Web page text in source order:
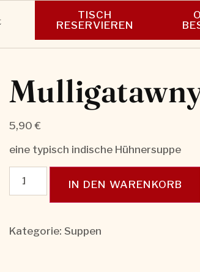
TISCH
RESERVIEREN
5,90€
eine typisch indische Hühnersuppe
IN DEN WARENKORB
Kategorie: Suppen